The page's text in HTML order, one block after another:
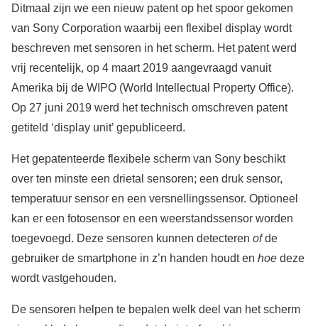
Ditmaal zijn we een nieuw patent op het spoor gekomen
van Sony Corporation waarbij een flexibel display wordt
beschreven met sensoren in het scherm. Het patent werd
vrij recentelijk, op 4 maart 2019 aangevraagd vanuit
Amerika bij de WIPO (World Intellectual Property Office).
Op 27 juni 2019 werd het technisch omschreven patent
getiteld ‘display unit’ gepubliceerd.
Het gepatenteerde flexibele scherm van Sony beschikt
over ten minste een drietal sensoren; een druk sensor,
temperatuur sensor en een versnellingssensor. Optioneel
kan er een fotosensor en een weerstandssensor worden
toegevoegd. Deze sensoren kunnen detecteren ofde
gebruiker de smartphone in z’n handen houdt en hoe deze
wordt vastgehouden.
De sensoren helpen te bepalen welk deel van het scherm